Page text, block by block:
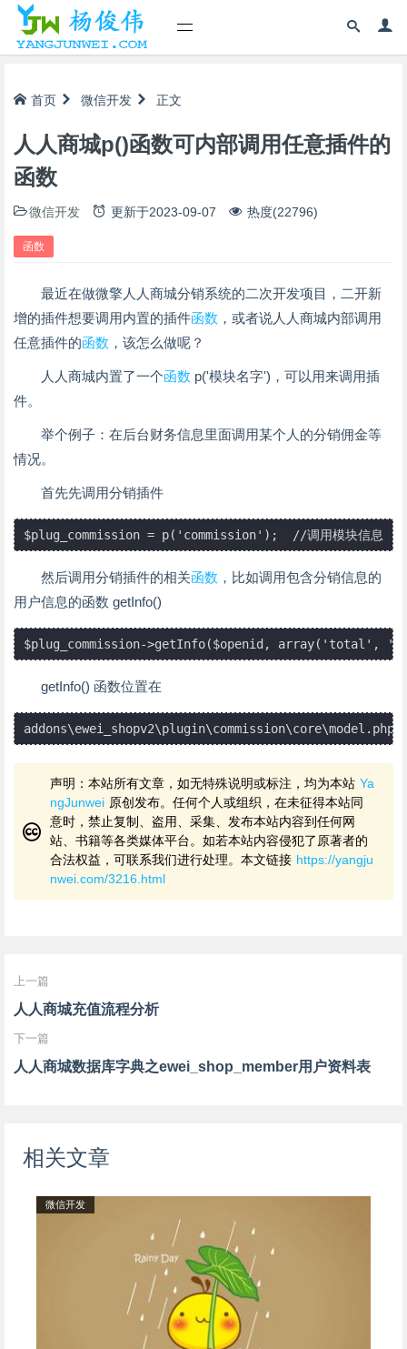
首页 微信开发 正文
人人商城p()函数可内部调用任意插件的
函数
微信开发 更新于2023-09-07 热度(22796)
函数
最近在做微擎人人商城分销系统的二次开发项目，二开新
增的插件想要调用内置的插件函数 ，或者说人人商城内部调用
任意插件的函数 ，该怎么做呢？
人人商城内置了一个函数 p('模块名字')，可以用来调用插
件。
举个例子：在后台财务信息里面调用某个人的分销佣金等
情况。
首先先调用分销插件
然后调用分销插件的相关函数 ，比如调用包含分销信息的
用户信息的函数 getInfo()
getInfo() 函数位置在
声明：本站所有文章，如无特殊说明或标注，均为本站 Ya
ngJunwei 原创发布。任何个人或组织，在未征得本站同
意时，禁止复制、盗用、采集、发布本站内容到任何网
站、书籍等各类媒体平台。如若本站内容侵犯了原著者的
合法权益，可联系我们进行处理。本文链接 https://yangju
nwei.com/3216.html
上一篇
人人商城充值流程分析
下一篇
人人商城数据库字典之ewei_shop_member用户资料表
相关文章
微信开发